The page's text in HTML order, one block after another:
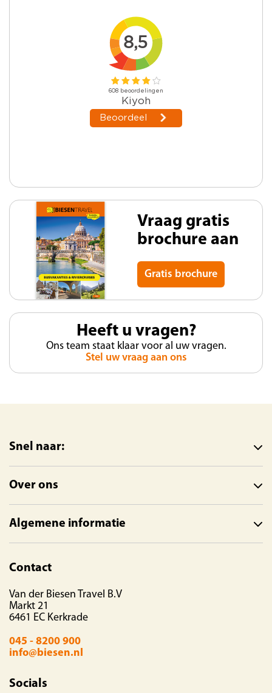
Vraag gratis
brochure aan
Gratis brochure
Heeft u vragen?
Ons team staat klaar voor al uw vragen.
Stel uw vraag aan ons
Snel naar:
Over ons
Algemene informatie
Contact
Van der Biesen Travel B.V
Markt 21
6461 EC Kerkrade
045 - 8200 900
info@biesen.nl
Socials